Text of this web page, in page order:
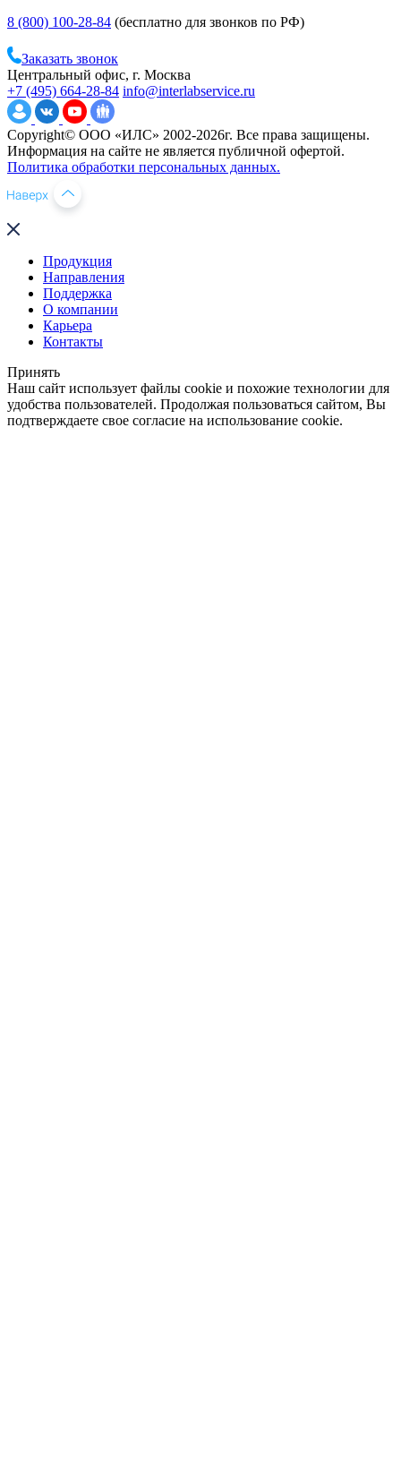
8 (800) 100-28-84 (бесплатно для звонков по РФ)
Заказать звонок
Центральный офис, г. Москва
+7 (495) 664-28-84 info@interlabservice.ru
Copyright© ООО «ИЛС» 2002-2026г. Все права защищены.
Информация на сайте не является публичной офертой.
Политика обработки персональных данных.
Продукция
Направления
Поддержка
О компании
Карьера
Контакты
Принять
Наш сайт использует файлы cookie и похожие технологии для
удобства пользователей. Продолжая пользоваться сайтом, Вы
подтверждаете свое согласие на использование cookie.